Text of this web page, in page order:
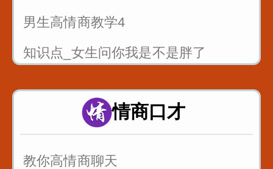
男生高情商教学4
知识点_女生问你我是不是胖了
这样说提高成功率
情侣之间说这句话永远不分手
情商口才
教你高情商聊天